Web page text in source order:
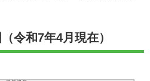
令和7年4月現在）